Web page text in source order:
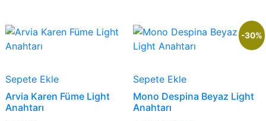
Sepete Ekle
Arvia Karen Füme Light
Anahtarı
Sepete Ekle
-30%
Mono Despina Beyaz Light
Anahtarı